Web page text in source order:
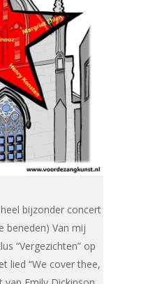
bijzonder concert
beneden) Van mij
“Vergezichten” op
lied “We cover thee,